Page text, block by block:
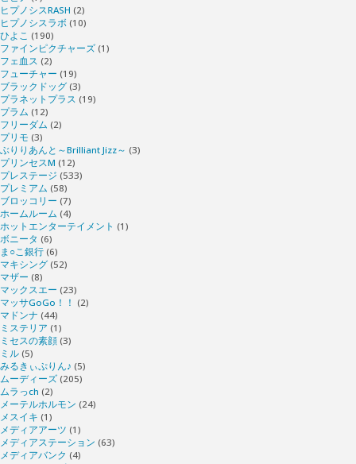
ヒプノシスRASH (2)
ヒプノシスラボ (10)
ひよこ (190)
ファインピクチャーズ (1)
フェ血ス (2)
フューチャー (19)
ブラックドッグ (3)
プラネットプラス (19)
プラム (12)
フリーダム (2)
プリモ (3)
ぶりりあんと～Brilliant Jizz～ (3)
プリンセスM (12)
プレステージ (533)
プレミアム (58)
ブロッコリー (7)
ホームルーム (4)
ホットエンターテイメント (1)
ボニータ (6)
ま○こ銀行 (6)
マキシング (52)
マザー (8)
マックスエー (23)
マッサGoGo！！ (2)
マドンナ (44)
ミステリア (1)
ミセスの素顔 (3)
ミル (5)
みるきぃぷりん♪ (5)
ムーディーズ (205)
ムラっch (2)
メーテルホルモン (24)
メスイキ (1)
メディアアーツ (1)
メディアステーション (63)
メディアバンク (4)